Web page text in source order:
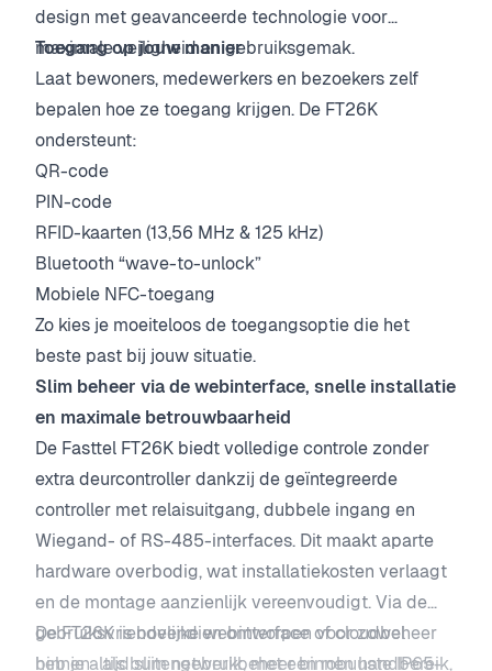
design met geavanceerde technologie voor
maximale veiligheid en gebruiksgemak.
Toegang op jouw manier
Laat bewoners, medewerkers en bezoekers zelf
bepalen hoe ze toegang krijgen. De FT26K
ondersteunt:
QR-code
PIN-code
RFID-kaarten (13,56 MHz & 125 kHz)
Bluetooth “wave-to-unlock”
Mobiele NFC-toegang
Zo kies je moeiteloos de toegangsoptie die het
beste past bij jouw situatie.
Slim beheer via de webinterface, snelle installatie
en maximale betrouwbaarheid
De Fasttel FT26K biedt volledige controle zonder
extra deurcontroller dankzij de geïntegreerde
controller met relaisuitgang, dubbele ingang en
Wiegand- of RS-485-interfaces. Dit maakt aparte
hardware overbodig, wat installatiekosten verlaagt
en de montage aanzienlijk vereenvoudigt. Via de
gebruiksvriendelijke webinterface of cloudbeheer
heb je altijd slim netwerkbeheer binnen handbereik,
De FT26K is bovendien ontworpen voor zowel
binnen- als buitengebruik, met een robuuste IP65-